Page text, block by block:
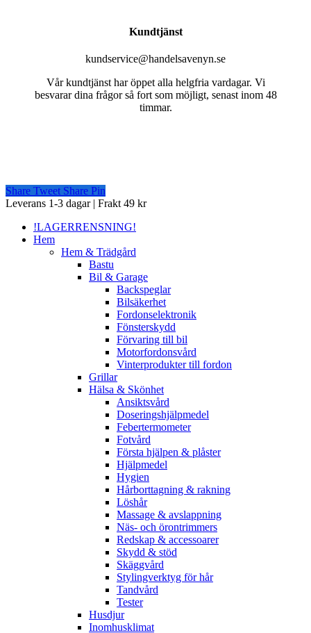
Kundtjänst
kundservice@handelsavenyn.se
Vår kundtjänst har öppet alla helgfria vardagar. Vi
besvarar dina frågor så fort som möjligt, senast inom 48
timmar.
Share Tweet Share Pin
Close
Leverans 1-3 dagar | Frakt 49 kr
!LAGERRENSNING!
Hem
Hem & Trädgård
Bastu
Bil & Garage
Backspeglar
Bilsäkerhet
Fordonselektronik
Fönsterskydd
Förvaring till bil
Motorfordonsvård
Vinterprodukter till fordon
Grillar
Hälsa & Skönhet
Ansiktsvård
Doseringshjälpmedel
Febertermometer
Fotvård
Första hjälpen & plåster
Hjälpmedel
Hygien
Hårborttagning & rakning
Löshår
Massage & avslappning
Näs- och örontrimmers
Redskap & accessoarer
Skydd & stöd
Skäggvård
Stylingverktyg för hår
Tandvård
Tester
Husdjur
Inomhusklimat